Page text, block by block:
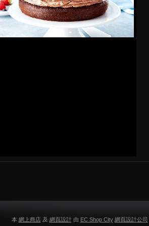
本 網上商店 及 網頁設計由 EC Shop City 網頁設計公司